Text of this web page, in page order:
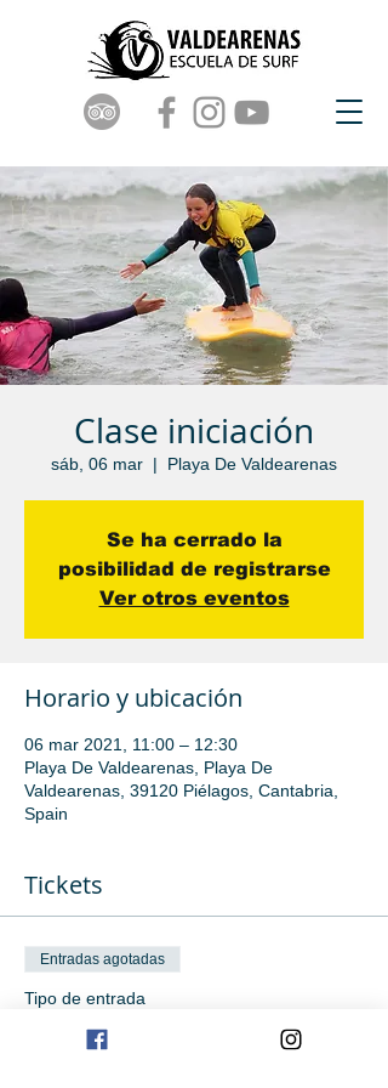
Clase iniciación
sáb, 06 mar
  |
Playa De Valdearenas
Se ha cerrado la
posibilidad de registrarse
Ver otros eventos
Horario y ubicación
06 mar 2021, 11:00 – 12:30
Playa De Valdearenas, Playa De
Valdearenas, 39120 Piélagos, Cantabria,
Spain
Tickets
Entradas agotadas
Tipo de entrada
Clase de iniciación